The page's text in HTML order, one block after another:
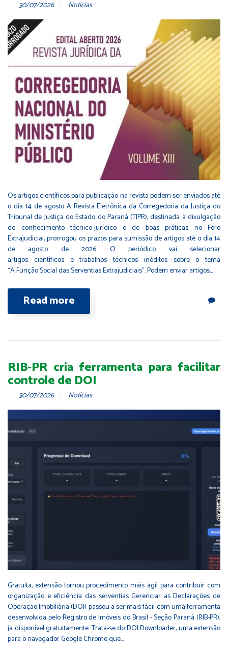
30/07/2026 Notícias
Os artigos científicos para publicação na revista podem ser enviados até
o dia 14 de agosto A Revista Eletrônica da Corregedoria da Justiça do
Tribunal de Justiça do Estado do Paraná (TJPR), destinada à divulgação
de conhecimento técnico-jurídico e de boas práticas no Foro
Extrajudicial, prorrogou os prazos para sumissão de artigos até o dia 14
de agosto de 2026. O periódico vai selecionar
artigos científicos e trabalhos técnicos inéditos sobre o tema
“A Função Social das Serventias Extrajudiciais”. Podem enviar artigos…
Read more
RIB-PR cria ferramenta para facilitar
controle de DOI
30/07/2026 Notícias
Gratuita, extensão tornou procedimento mais ágil para contribuir com
organização e eficiência das serventias Gerenciar as Declarações de
Operação Imobiliária (DOI) passou a ser mais fácil com uma ferramenta
desenvolvida pelo Registro de Imóveis do Brasil - Seção Paraná (RIB-PR),
já disponível gratuitamente. Trata-se do DOI Downloader, uma extensão
para o navegador Google Chrome que…